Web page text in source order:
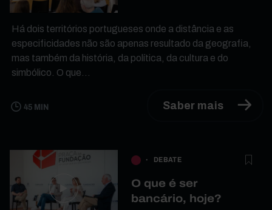
Há dois territórios portugueses onde a distância e as
especificidades não são apenas resultado da geografia,
mas também da história, da política, da cultura e do
simbólico. O que...
45 MIN Saber mais
DEBATE
O que é ser
bancário, hoje?